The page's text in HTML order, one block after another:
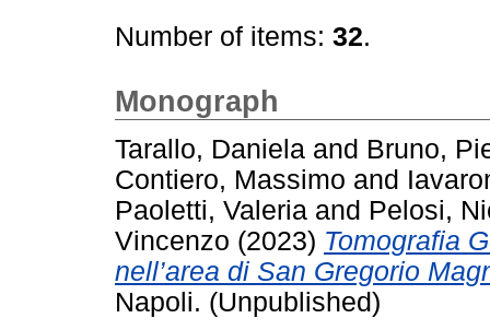
Number of items: 32.
Monograph
Tarallo, Daniela and Bruno,
Contiero, Massimo and
Paoletti, Valeria and Pelosi,
Vincenzo (2023) Tomografia
nell’area di San Gregorio
Napoli. (Unpublished)